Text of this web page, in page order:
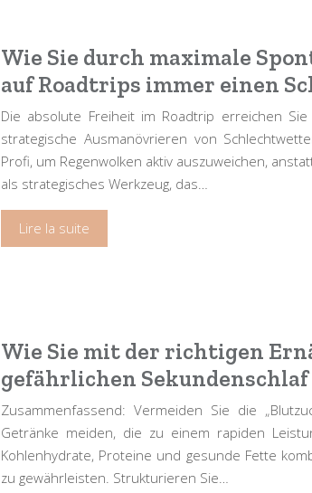
Wie Sie durch maximale
auf Roadtrips immer einen
Die absolute Freiheit im Roadtrip erreichen
strategische Ausmanövrieren von
Profi, um Regenwolken aktiv auszuweichen,
als strategisches Werkzeug, das…
Lire la suite
Wie Sie mit der richtigen
gefährlichen
Zusammenfassend: Vermeiden Sie die
Getränke meiden, die zu einem rapiden
Kohlenhydrate, Proteine und gesunde Fette
zu gewährleisten. Strukturieren Sie…